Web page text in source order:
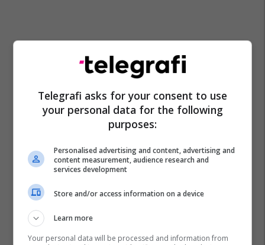
Telegrafi asks for your consent to use
your personal data for the following
purposes:
Personalised advertising and content, advertising and
content measurement, audience research and
services development
Store and/or access information on a device
Learn more
Your personal data will be processed and information from